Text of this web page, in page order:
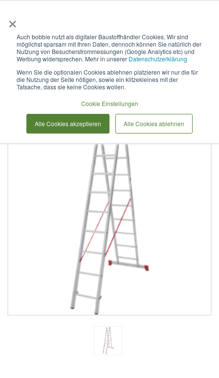
×
Auch bobbie nutzt als digitaler Baustoffhändler Cookies. Wir sind
möglichst sparsam mit Ihren Daten, dennoch können Sie natürlich der
Nutzung von Besucherstrommessungen (Google Analytics etc) und
Werbung widersprechen. Mehr in unserer Datenschutzerklärung
Wenn Sie die optionalen Cookies ablehnen platzieren wir nur die für
die Nutzung der Seite nötigen, sowie ein klitzekleines mit der
Tatsache, dass sie keine Cookies wollen.
Cookie Einstellungen
Alle Cookies akzeptieren Alle Cookies ablehnen
Sprossenleiter aus
Aluminium, zweiteilig, NV
2220 2x14